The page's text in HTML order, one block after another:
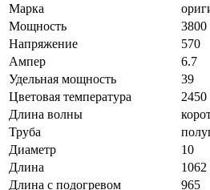
Марка
Мощность
3800
Напряжение
570
Ампер
6.7
Удельная мощность
39
Цветовая температура
2450
Длина волны
Труба
Диаметр
10
Длина
1062
Длина с подогревом
965